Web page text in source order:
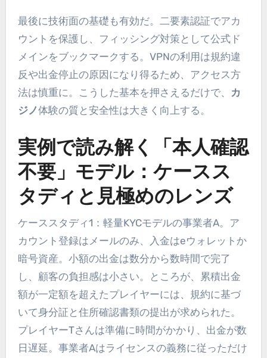
最後に技術面の基礎も有効だ。二要素認証でアカ
ウントを保護し、フィッシング対策として公式ド
メインをブックマークする。VPNの利用は規約違
反や出金停止の原因になり得るため、アクセス方
法は慎重に。こうした基本を押さえるだけで、
カ
ジノ体験の質と安全性は大きく向上する。
実例で読み解く「本人確認
不要」モデル：ケースス
タディと見極めのレンズ
ケーススタディ1：軽量KYCモデルの事業者A。ア
カウント登録はメールのみ、入金はeウォレットか
暗号資産。小額の出金は数分から数時間で完了
し、顧客の負担感は小さい。ところが、累積出金
額が一定額を超えたプレイヤーには、規約に基づ
いて身分証と住所確認書類の提出が求められた。
プレイヤーTさんは準備に時間がかかり、出金が数
日遅延。事業者Aはライセンスの義務に従っただけ